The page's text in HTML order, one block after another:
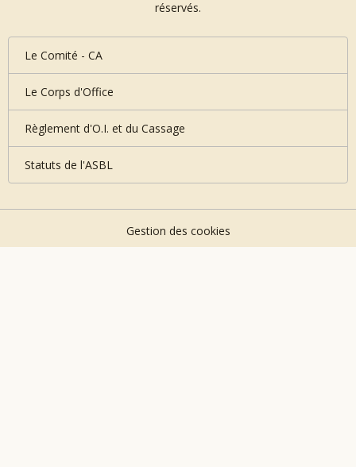
réservés.
Le Comité - CA
Le Corps d'Office
Règlement d'O.I. et du Cassage
Statuts de l'ASBL
Gestion des cookies